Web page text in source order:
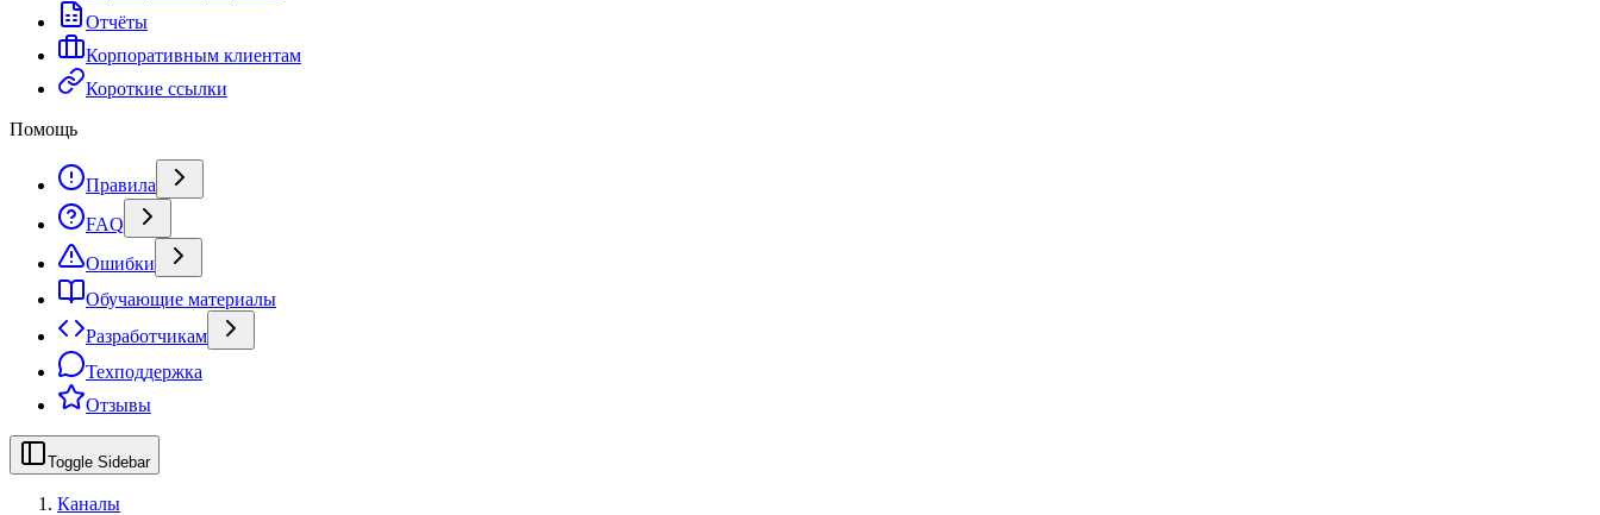
Отчёты
Корпоративным клиентам
Короткие ссылки
Помощь
Правила
FAQ
Ошибки
Обучающие материалы
Разработчикам
Техподдержка
Отзывы
Toggle Sidebar
Каналы